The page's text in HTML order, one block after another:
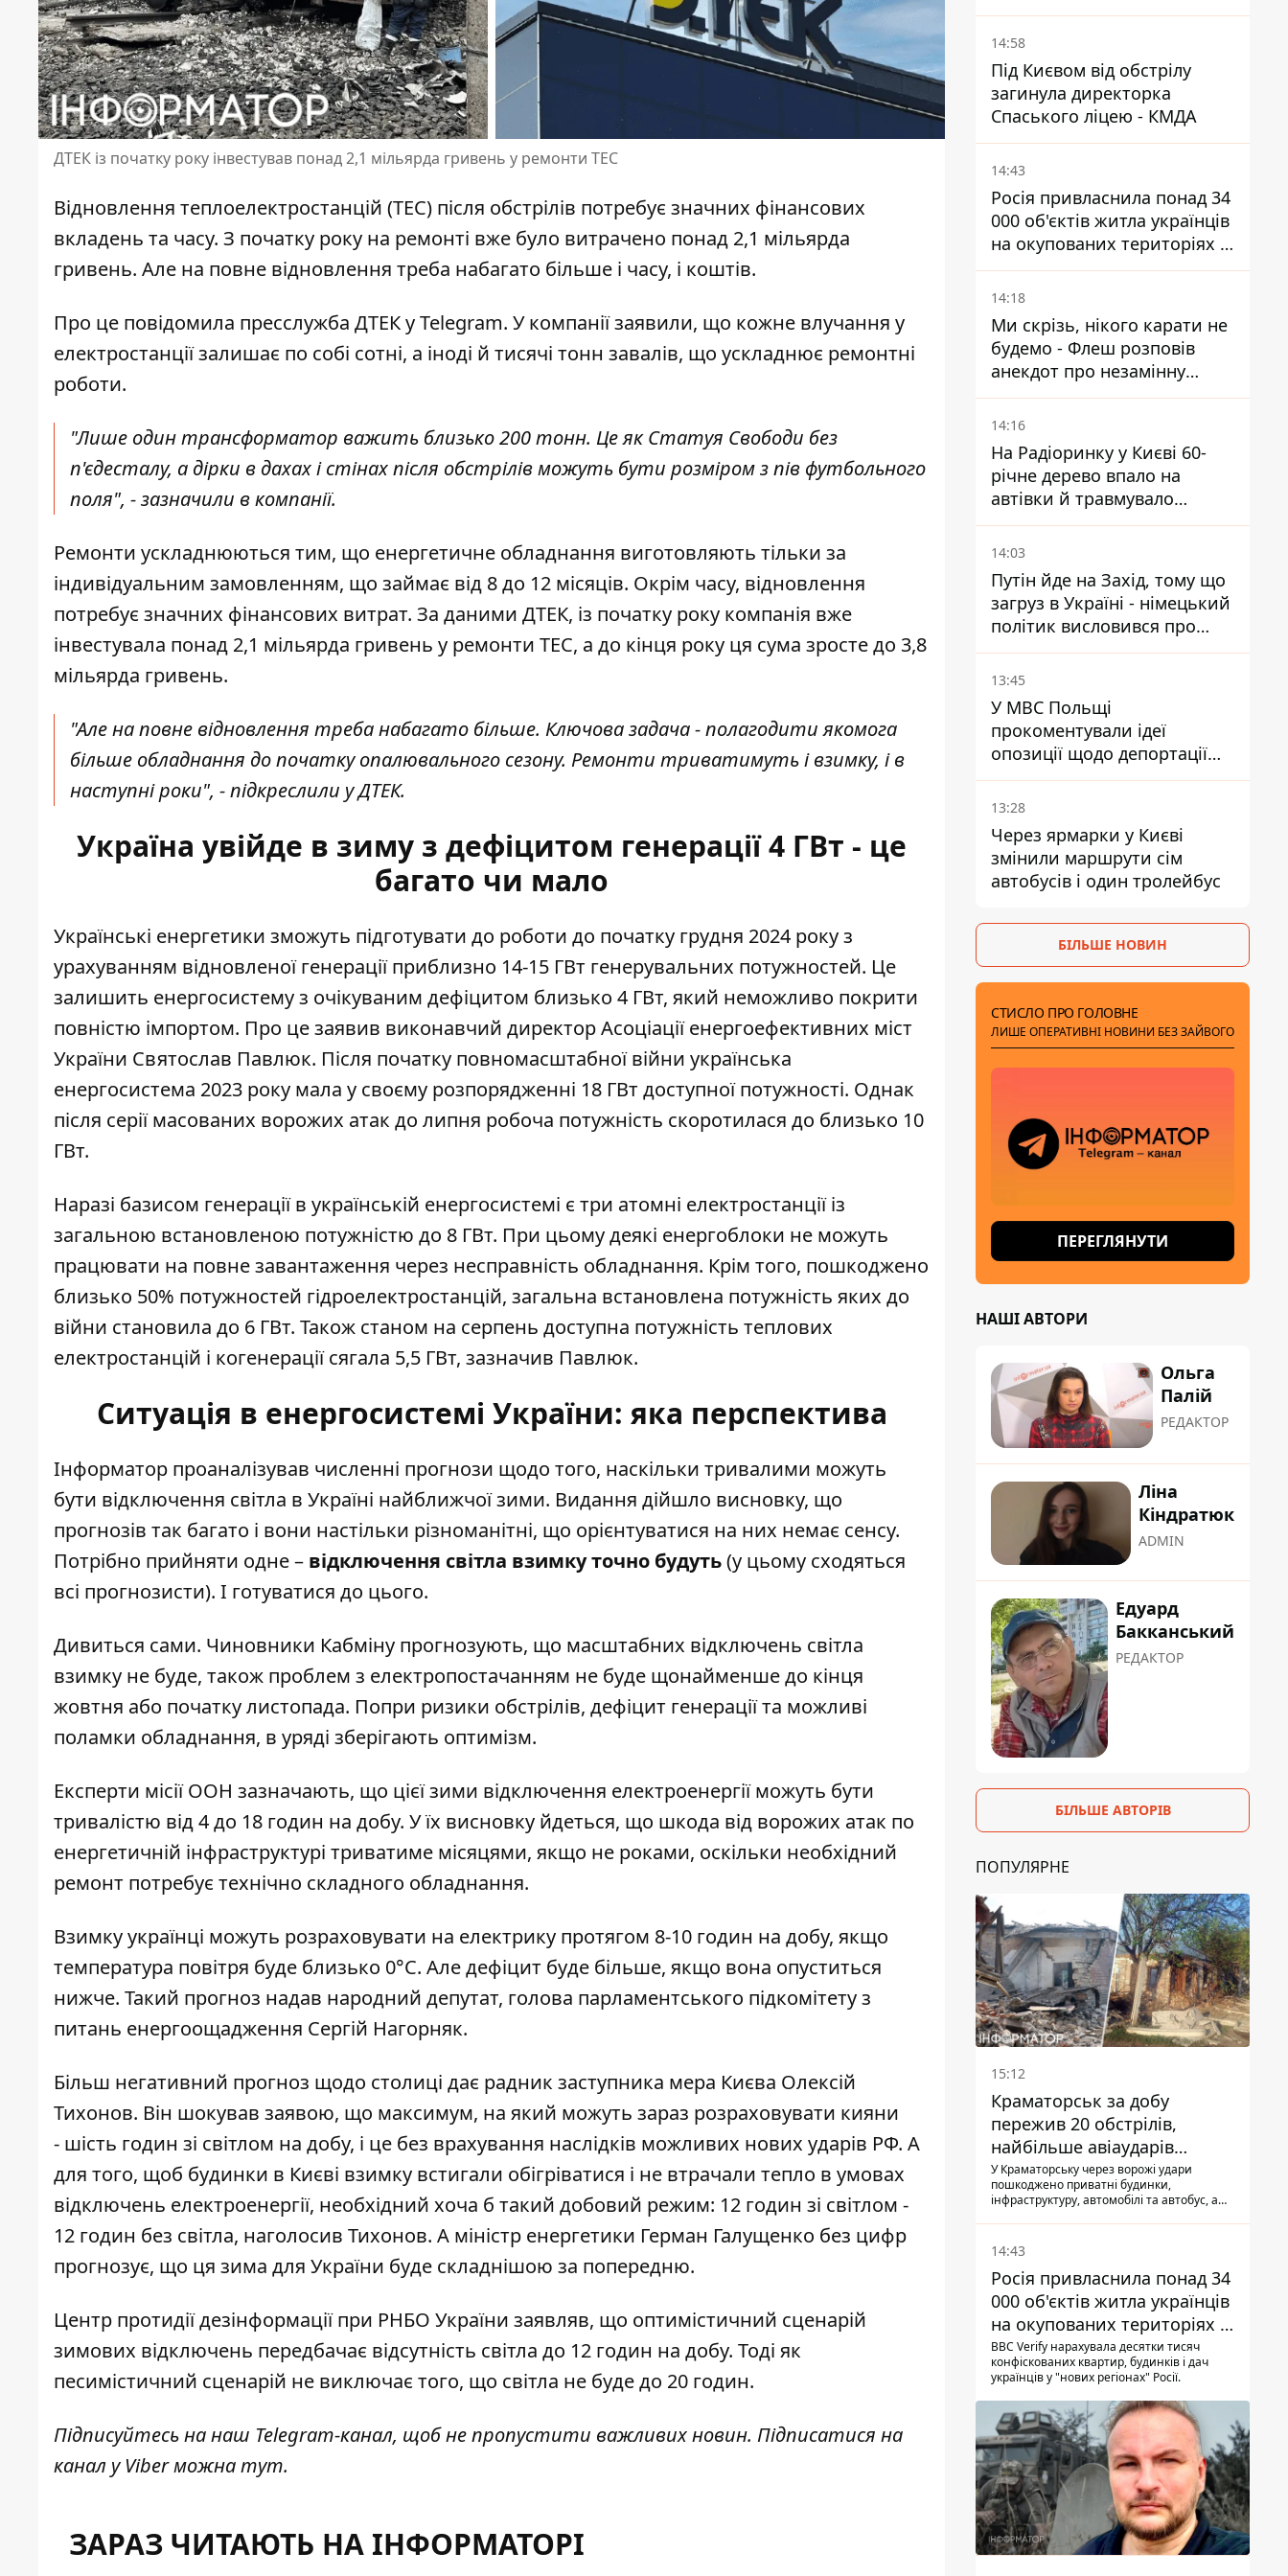
ДТЕК із початку року інвестував понад 2,1 мільярда гривень у ремонти ТЕС
Відновлення теплоелектростанцій (ТЕС) після обстрілів потребує значних фінансових
вкладень та часу. З початку року на ремонті вже було витрачено понад 2,1 мільярда
гривень. Але на повне відновлення треба набагато більше і часу, і коштів.
Про це повідомила пресслужба ДТЕК у Telegram. У компанії заявили, що кожне влучання у
електростанції залишає по собі сотні, а іноді й тисячі тонн завалів, що ускладнює ремонтні
роботи.
"Лише один трансформатор важить близько 200 тонн. Це як Статуя Свободи без
п'єдесталу, а дірки в дахах і стінах після обстрілів можуть бути розміром з пів футбольного
поля", - зазначили в компанії.
Ремонти ускладнюються тим, що енергетичне обладнання виготовляють тільки за
індивідуальним замовленням, що займає від 8 до 12 місяців. Окрім часу, відновлення
потребує значних фінансових витрат. За даними ДТЕК, із початку року компанія вже
інвестувала понад 2,1 мільярда гривень у ремонти ТЕС, а до кінця року ця сума зросте до 3,8
мільярда гривень.
"Але на повне відновлення треба набагато більше. Ключова задача - полагодити якомога
більше обладнання до початку опалювального сезону. Ремонти триватимуть і взимку, і в
наступні роки", - підкреслили у ДТЕК.
Україна увійде в зиму з дефіцитом генерації 4 ГВт - це
багато чи мало
Українські енергетики зможуть підготувати до роботи до початку грудня 2024 року з
урахуванням відновленої генерації приблизно 14-15 ГВт генерувальних потужностей. Це
залишить енергосистему з очікуваним дефіцитом близько 4 ГВт, який неможливо покрити
повністю імпортом. Про це заявив виконавчий директор Асоціації енергоефективних міст
України Святослав Павлюк. Після початку повномасштабної війни українська
енергосистема 2023 року мала у своєму розпорядженні 18 ГВт доступної потужності. Однак
після серії масованих ворожих атак до липня робоча потужність скоротилася до близько 10
ГВт.
Наразі базисом генерації в українській енергосистемі є три атомні електростанції із
загальною встановленою потужністю до 8 ГВт. При цьому деякі енергоблоки не можуть
працювати на повне завантаження через несправність обладнання. Крім того, пошкоджено
близько 50% потужностей гідроелектростанцій, загальна встановлена потужність яких до
війни становила до 6 ГВт. Також станом на серпень доступна потужність теплових
електростанцій і когенерації сягала 5,5 ГВт, зазначив Павлюк.
Ситуація в енергосистемі України: яка перспектива
Інформатор проаналізував численні прогнози щодо того, наскільки тривалими можуть
бути відключення світла в Україні найближчої зими. Видання дійшло висновку, що
прогнозів так багато і вони настільки різноманітні, що орієнтуватися на них немає сенсу.
Потрібно прийняти одне – відключення світла взимку точно будуть(у цьому сходяться
всі прогнозисти). І готуватися до цього.
Дивиться сами. Чиновники Кабміну прогнозують, що масштабних відключень світла
взимку не буде, також проблем з електропостачанням не буде щонайменше до кінця
жовтня або початку листопада. Попри ризики обстрілів, дефіцит генерації та можливі
поламки обладнання, в уряді зберігають оптимізм.
Експерти місії ООН зазначають, що цієї зими відключення електроенергіїможуть бути
тривалістю від 4 до 18 годин на добу. У їх висновку йдеться, що шкода від ворожих атак по
енергетичній інфраструктурі триватиме місяцями, якщо не роками, оскільки необхідний
ремонт потребує технічно складного обладнання.
Взимку українці можуть розраховувати на електрику протягом 8-10 годин на добу, якщо
температура повітря буде близько 0°C. Але дефіцит буде більше, якщо вона опуститься
нижче. Такий прогноз надав народний депутат, голова парламентського підкомітету з
питань енергоощадження Сергій Нагорняк.
Більш негативний прогноз щодо столиці дає радник заступника мера Києва Олексій
Тихонов. Він шокував заявою, що максимум, на який можуть зараз розраховувати кияни
- шість годин зі світлом на добу, і це без врахування наслідків можливих нових ударів РФ. А
для того, щоб будинки в Києві взимку встигали обігріватися і не втрачали тепло в умовах
відключень електроенергії, необхідний хоча б такий добовий режим: 12 годин зі світлом -
12 годин без світла, наголосив Тихонов. А міністр енергетики Герман Галущенко без цифр
прогнозує, що ця зима для України буде складнішою за попередню.
Центр протидії дезінформації при РНБО України заявляв, що оптимістичний сценарій
зимових відключень передбачає відсутність світла до 12 годин на добу. Тоді як
песимістичний сценарій не виключає того, що світла не буде до 20 годин.
Підписуйтесь на наш Telegram-канал, щоб не пропустити важливих новин. Підписатися на
канал у Viber можнатут.
ЗАРАЗ ЧИТАЮТЬ НА ІНФОРМАТОРІ
КАБ-250
14:58
Під Києвом від обстрілу
загинула директорка
Спаського ліцею - КМДА
14:43
Росія привласнила понад 34
000 об'єктів житла українців
на окупованих територіях -
розслідування BBC
14:18
Ми скрізь, нікого карати не
будемо - Флеш розповів
анекдот про незамінну
роботу зв’язківців на фронті
14:16
На Радіоринку у Києві 60-
річне дерево впало на
автівки й травмувало
людину - подробиці
14:03
Путін йде на Захід, тому що
загруз в Україні - німецький
політик висловився про
плани РФ
13:45
У МВС Польщі
прокоментували ідеї
опозиції щодо депортації
українських чоловіків -
абсурд і популізм
13:28
Через ярмарки у Києві
змінили маршрути сім
автобусів і один тролейбус
БІЛЬШЕ НОВИН
СТИСЛО ПРО ГОЛОВНЕ
ЛИШЕ ОПЕРАТИВНІ НОВИНИ БЕЗ ЗАЙВОГО
ПЕРЕГЛЯНУТИ
НАШІ АВТОРИ
Ольга
Палій
РЕДАКТОР
Ліна
Кіндратюк
ADMIN
Едуард
Бакканський
РЕДАКТОР
БІЛЬШЕ АВТОРІВ
ПОПУЛЯРНЕ
15:12
Краматорськ за добу
пережив 20 обстрілів,
найбільше авіаударів
КАБ-250
У Краматорську через ворожі удари
пошкоджено приватні будинки,
інфраструктуру, автомобілі та автобус, а
14:43
Росія привласнила понад 34
000 об'єктів житла українців
на окупованих територіях -
розслідування BBC
BBC Verify нарахувала десятки тисяч
конфіскованих квартир, будинків і дач
українців у "нових регіонах" Росії.